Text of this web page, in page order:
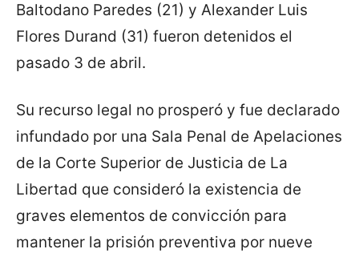
Baltodano Paredes (21) y Alexander Luis
Flores Durand (31) fueron detenidos el
pasado 3 de abril.
Su recurso legal no prosperó y fue declarado
infundado por una Sala Penal de Apelaciones
de la Corte Superior de Justicia de La
Libertad que consideró la existencia de
graves elementos de convicción para
mantener la prisión preventiva por nueve